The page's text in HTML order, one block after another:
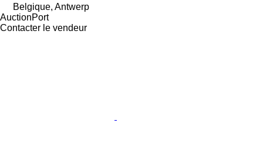
Belgique, Antwerp
AuctionPort
Contacter le vendeur